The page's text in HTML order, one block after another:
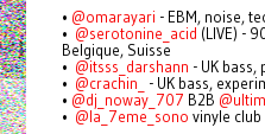
•⁠ @omarayari - EBM, noise,
•⁠ ⁠⁠ @serotonine_acid (LIVE) -
Belgique, Suisse
•⁠ ⁠⁠⁠ @itsss_darshann - UK
•⁠ ⁠⁠ @crachin_
- UK bass,
•⁠ @dj_noway_707 B2B
•⁠ ⁠ @la_7eme_sono vinyle club